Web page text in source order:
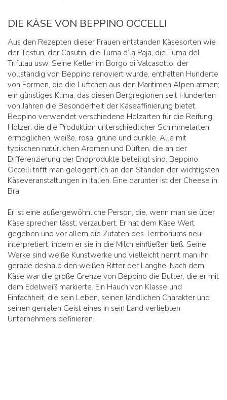
DIE KÄSE VON BEPPINO OCCELLI
Aus den Rezepten dieser Frauen entstanden Käsesorten wie
der Testun, der Casutin, die Tuma d’la Paja, die Tuma del
Trifulau usw. Seine Keller im Borgo di Valcasotto, der
vollständig von Beppino renoviert wurde, enthalten Hunderte
von Formen, die die Lüftchen aus den Maritimen Alpen atmen;
ein günstiges Klima, das diesen Bergregionen seit Hunderten
von Jahren die Besonderheit der Käseaffinierung bietet.
Beppino verwendet verschiedene Holzarten für die Reifung,
Hölzer, die die Produktion unterschiedlicher Schimmelarten
ermöglichen: weiße, rosa, grüne und dunkle. Alle mit
typischen natürlichen Aromen und Düften, die an der
Differenzierung der Endprodukte beteiligt sind. Beppino
Occelli trifft man gelegentlich an den Ständen der wichtigsten
Käseveranstaltungen in Italien. Eine darunter ist der Cheese in
Bra.
Er ist eine außergewöhnliche Person, die, wenn man sie über
Käse sprechen lässt, verzaubert. Er hat dem Käse Wert
gegeben und vor allem die Zutaten des Territoriums neu
interpretiert, indem er sie in die Milch einfließen ließ. Seine
Werke sind weiße Kunstwerke und vielleicht nennt man ihn
gerade deshalb den weißen Ritter der Langhe. Nach dem
Käse war die große Grenze von Beppino die Butter, die er mit
dem Edelweiß markierte. Ein Hauch von Klasse und
Einfachheit, die sein Leben, seinen ländlichen Charakter und
seinen genialen Geist eines in sein Land verliebten
Unternehmers definieren.